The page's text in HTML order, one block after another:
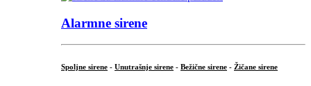
Alarmne sirene
Spoljne sirene - Unutrašnje sirene - Bežične sirene - Žičane sirene